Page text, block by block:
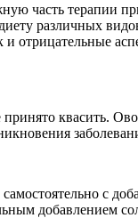
часть терапии
различных
отрицательные
принято квасить.
с
добавлением